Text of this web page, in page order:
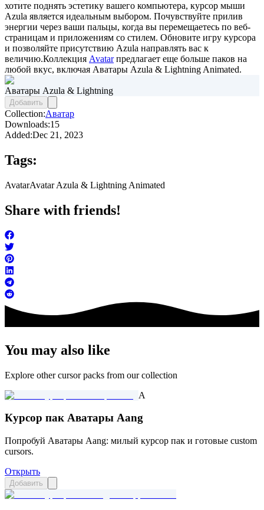
хотите поднять эстетику вашего компьютера, курсор мыши
Azula является идеальным выбором. Почувствуйте прилив
энергии через ваши пальцы, когда вы перемещаетесь по веб-
страницам и приложениям со стилем. Обновите игру курсора
и позволяйте присутствию Azula направлять вас к
величию.Коллекция Avatarпредлагает еще больше паков на
любой вкус, включая Аватары Azula & Lightning Animated.
Аватары Azula & Lightning
Добавить
Collection:Аватар
Downloads:15
Added:Dec 21, 2023
Tags:
AvatarAvatar Azula & Lightning Animated
Share with friends!
You may also like
Explore other cursor packs from our collection
A
Курсор пак Аватары Aang
Попробуй Аватары Aang: милый курсор пак и готовые custom
cursors.
Открыть
Добавить